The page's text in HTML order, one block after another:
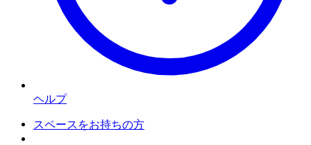
ヘルプ
スペースをお持ちの方